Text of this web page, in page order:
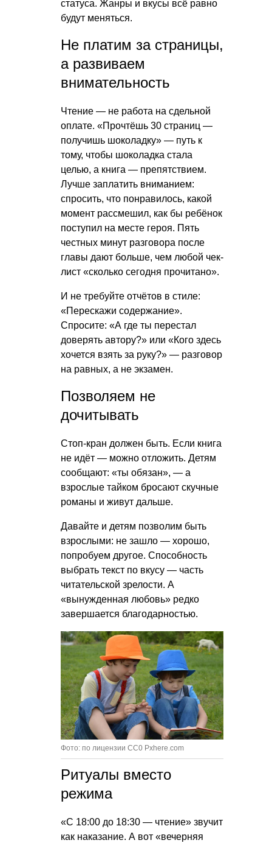
статуса. Жанры и вкусы всё равно
будут меняться.
Не платим за страницы,
а развиваем
внимательность
Чтение — не работа на сдельной
оплате. «Прочтёшь 30 страниц —
получишь шоколадку» — путь к
тому, чтобы шоколадка стала
целью, а книга — препятствием.
Лучше заплатить вниманием:
спросить, что понравилось, какой
момент рассмешил, как бы ребёнок
поступил на месте героя. Пять
честных минут разговора после
главы дают больше, чем любой чек-
лист «сколько сегодня прочитано».
И не требуйте отчётов в стиле:
«Перескажи содержание».
Спросите: «А где ты перестал
доверять автору?» или «Кого здесь
хочется взять за руку?» — разговор
на равных, а не экзамен.
Позволяем не
дочитывать
Стоп-кран должен быть. Если книга
не идёт — можно отложить. Детям
сообщают: «ты обязан», — а
взрослые тайком бросают скучные
романы и живут дальше.
Давайте и детям позволим быть
взрослыми: не зашло — хорошо,
попробуем другое. Способность
выбрать текст по вкусу — часть
читательской зрелости. А
«вынужденная любовь» редко
завершается благодарностью.
Фото: по лицензии CC0 Pxhere.com
Ритуалы вместо
режима
«С 18:00 до 18:30 — чтение» звучит
как наказание. А вот «вечерняя